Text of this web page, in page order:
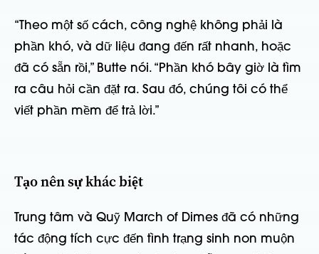
“Theo một số cách, công nghệ không phải là
phần khó, và dữ liệu đang đến rất nhanh, hoặc
đã có sẵn rồi,” Butte nói. “Phần khó bây giờ là tìm
ra câu hỏi cần đặt ra. Sau đó, chúng tôi có thể
viết phần mềm để trả lời.”
Tạo nên sự khác biệt
Trung tâm và Quỹ March of Dimes đã có những
tác động tích cực đến tình trạng sinh non muộn